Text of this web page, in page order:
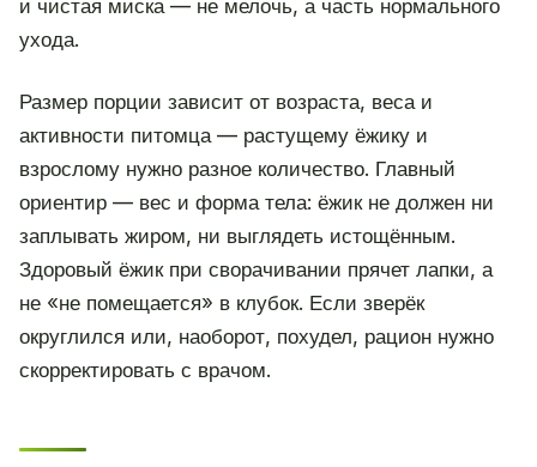
и чистая миска — не мелочь, а часть нормального
ухода.
Размер порции зависит от возраста, веса и
активности питомца — растущему ёжику и
взрослому нужно разное количество. Главный
ориентир — вес и форма тела: ёжик не должен ни
заплывать жиром, ни выглядеть истощённым.
Здоровый ёжик при сворачивании прячет лапки, а
не «не помещается» в клубок. Если зверёк
округлился или, наоборот, похудел, рацион нужно
скорректировать с врачом.